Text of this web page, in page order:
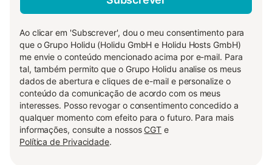
Ao clicar em 'Subscrever', dou o meu consentimento para
que o Grupo Holidu (Holidu GmbH e Holidu Hosts GmbH)
me envie o conteúdo mencionado acima por e-mail. Para
tal, também permito que o Grupo Holidu analise os meus
dados de abertura e cliques de e-mail e personalize o
conteúdo da comunicação de acordo com os meus
interesses. Posso revogar o consentimento concedido a
qualquer momento com efeito para o futuro. Para mais
informações, consulte a nossos CGT e
Política de Privacidade.